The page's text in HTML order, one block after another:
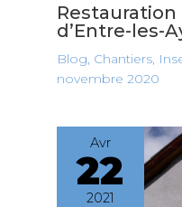
d’Entre-les-
Blog Chantiers,
novembre 2020
Avr
22
2021